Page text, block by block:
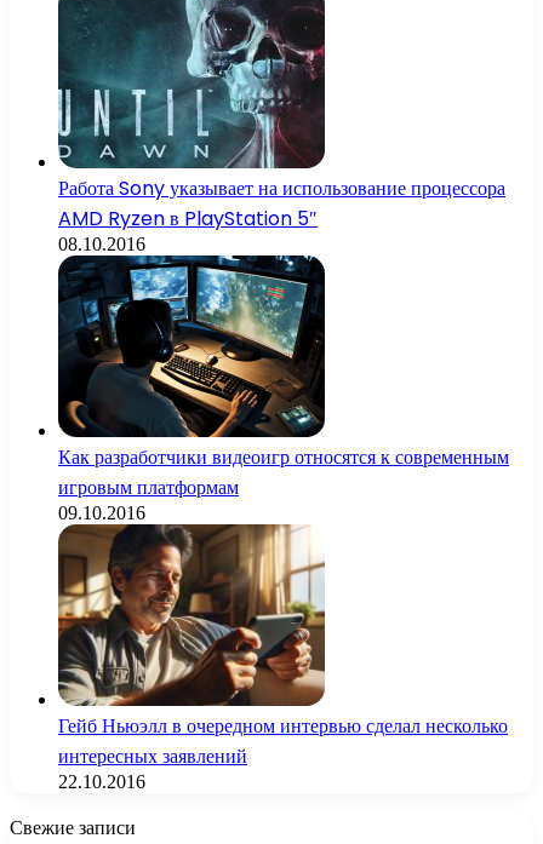
Работа Sony указывает на использование процессора
AMD Ryzen в PlayStation 5″
08.10.2016
Как разработчики видеоигр относятся к современным
игровым платформам
09.10.2016
Гейб Ньюэлл в очередном интервью сделал несколько
интересных заявлений
22.10.2016
Свежие записи